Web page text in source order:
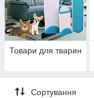
Товари для тварин
Сортування